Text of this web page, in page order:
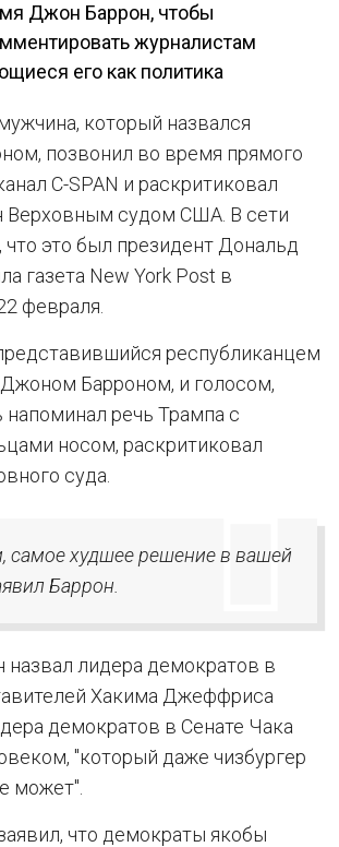
Джон Баррон, чтобы
журналистам
его как политика
который назвался
позвонил во время прямого
C-SPAN и раскритиковал
Верховным судом США. В сети
что это был президент Дональд
газета New York Post в
февраля.
республиканцем
Барроном, и голосом,
напоминал речь Трампа с
носом, раскритиковал
суда.
самое худшее решение в вашей
Баррон.
назвал лидера демократов в
Хакима Джеффриса
демократов в Сенате Чака
"который даже чизбургер
может".
что демократы якобы